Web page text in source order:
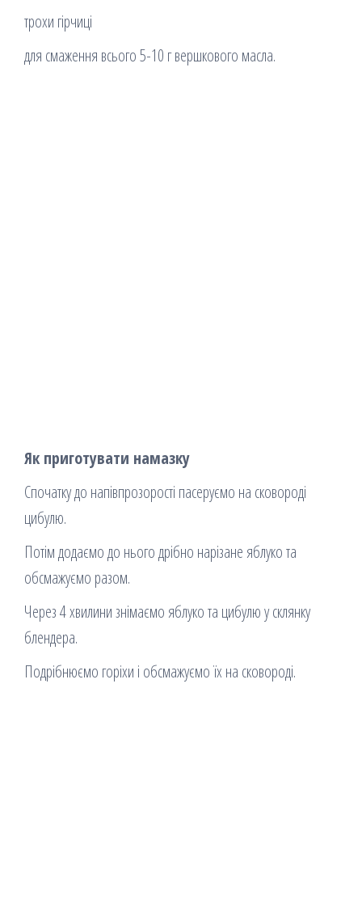
трохи гірчиці
для смаження всього 5-10 г вершкового масла.
Як приготувати намазку
Спочатку до напівпрозорості пасеруємо на сковороді
цибулю.
Потім додаємо до нього дрібно нарізане яблуко та
обсмажуємо разом.
Через 4 хвилини знімаємо яблуко та цибулю у склянку
блендера.
Подрібнюємо горіхи і обсмажуємо їх на сковороді.